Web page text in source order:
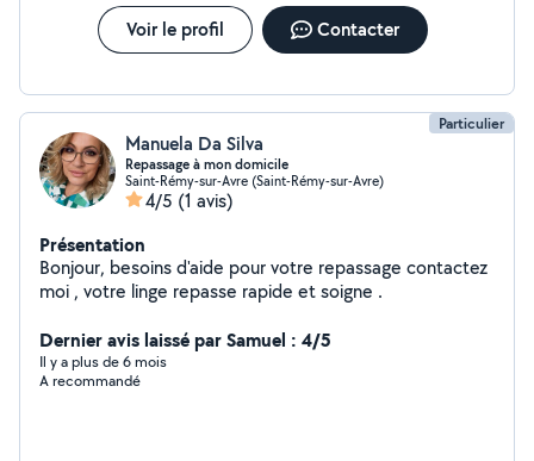
Voir le profil Contacter
Particulier
Manuela Da Silva
Repassage à mon domicile
Saint-Rémy-sur-Avre (Saint-Rémy-sur-Avre)
4/5 (1 avis)
Présentation
Bonjour, besoins d'aide pour votre repassage contactez
moi , votre linge repasse rapide et soigne .
Dernier avis laissé par Samuel : 4/5
Il y a plus de 6 mois
A recommandé